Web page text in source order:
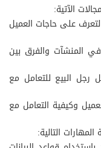
الآتية:
على حاجات العميل
المنشآت والفرق بين
رجل البيع للتعامل مع
وكيفية التعامل مع
التالية: